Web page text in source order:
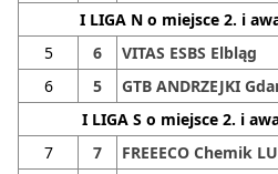
I LIGA N o miejsce 2. i
5
6 VITAS ESBS Elbląg
6
5 GTB ANDRZEJKI
I LIGA S o miejsce 2. i
7
7 FREEECO Chemik